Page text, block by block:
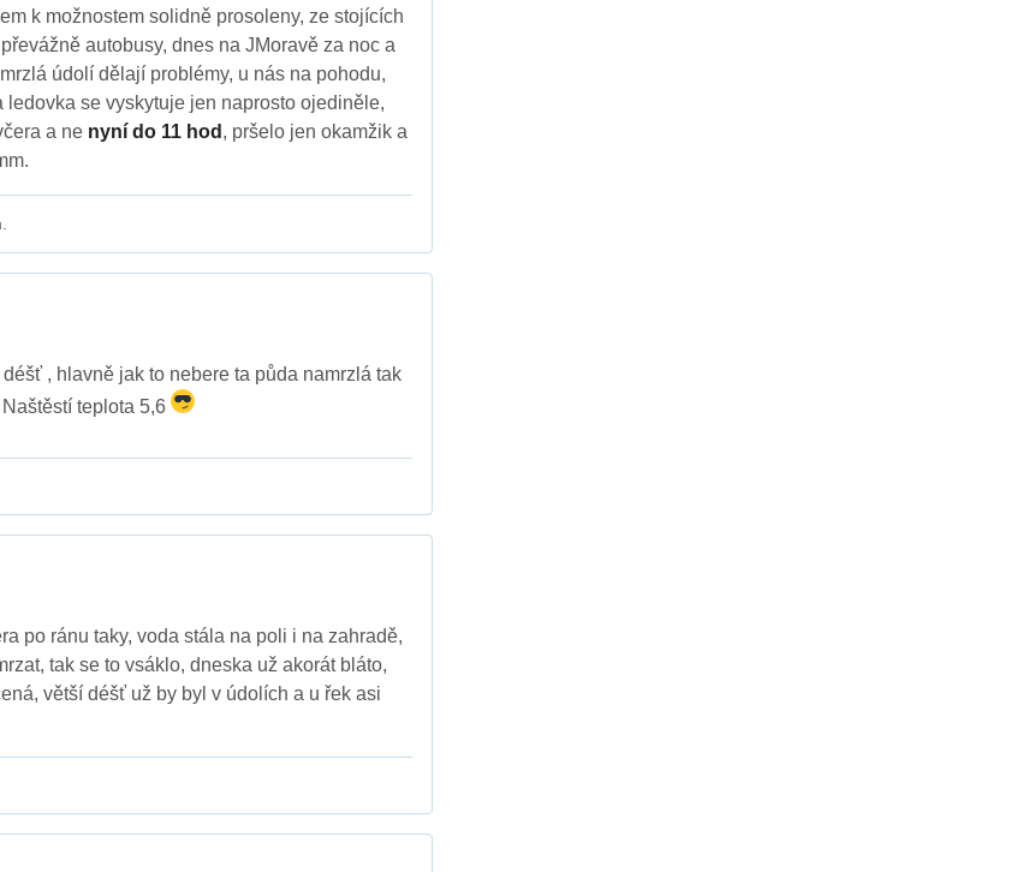
k možnostem solidně prosoleny, ze stojících
autobusy, dnes na JMoravě za noc a
údolí dělají problémy, u nás na pohodu,
ledovka se vyskytuje jen naprosto ojediněle,
a ne nyní do 11 hod , pršelo jen okamžik a
, hlavně jak to nebere ta půda namrzlá tak
teplota 5,6
po ránu taky, voda stála na poli i na zahradě,
tak se to vsáklo, dneska už akorát bláto,
větší déšť už by byl v údolích a u řek asi